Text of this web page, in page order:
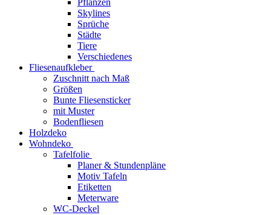
Pflanzen
Skylines
Sprüche
Städte
Tiere
Verschiedenes
Fliesenaufkleber
Zuschnitt nach Maß
Größen
Bunte Fliesensticker
mit Muster
Bodenfliesen
Holzdeko
Wohndeko
Tafelfolie
Planer & Stundenpläne
Motiv Tafeln
Etiketten
Meterware
WC-Deckel